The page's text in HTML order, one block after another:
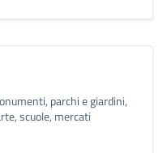
parchi e giardini,
scuole, mercati